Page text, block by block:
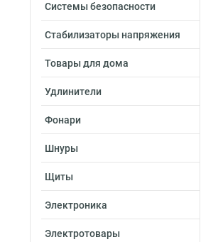
Системы безопасности
Стабилизаторы напряжения
Товары для дома
Удлинители
Фонари
Шнуры
Щиты
Электроника
Электротовары